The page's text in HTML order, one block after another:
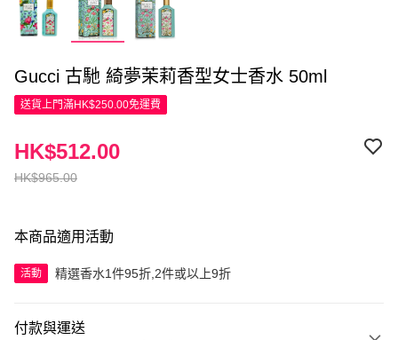
Gucci 古馳 綺夢茉莉香型女士香水 50ml
送貨上門滿HK$250.00免運費
HK$965.00
HK$512.00
本商品適用活動
活動 精選香水1件95折,2件或以上9折
付款與運送